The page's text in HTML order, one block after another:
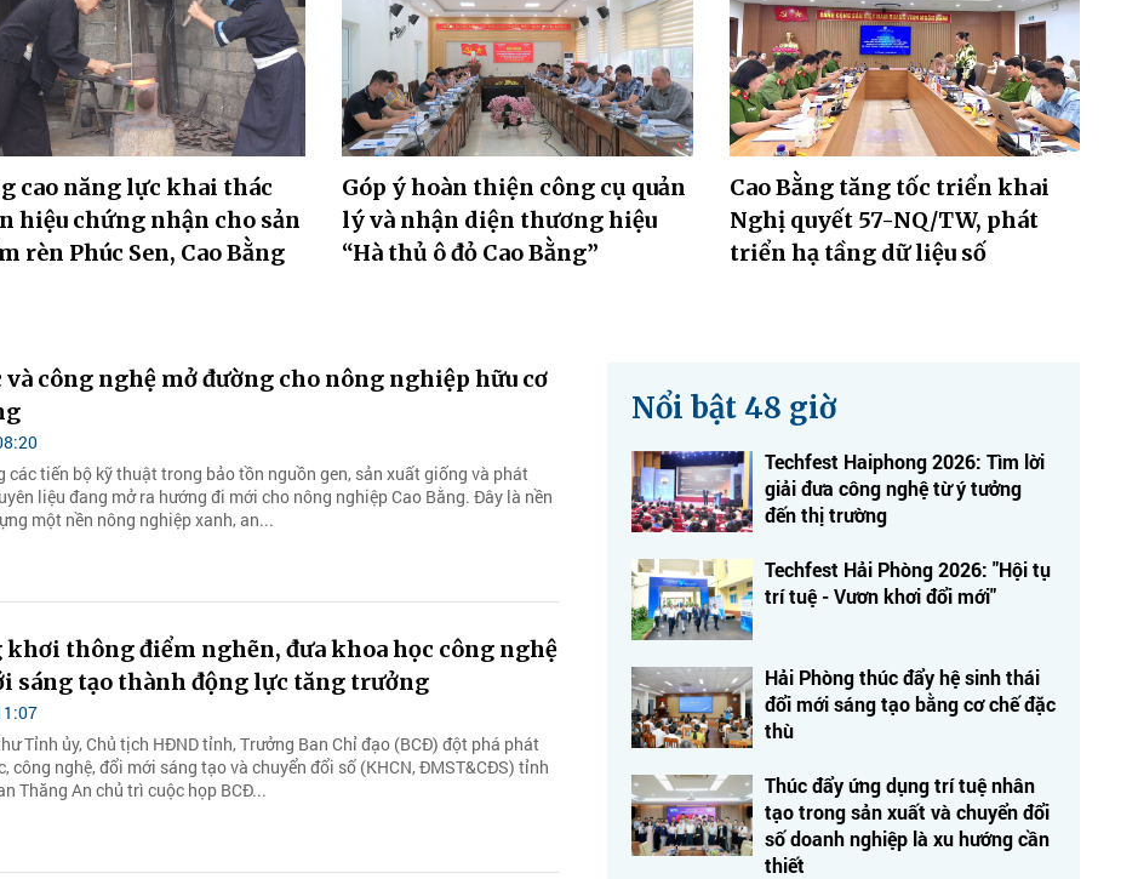
cao năng lực khai thác
hiệu chứng nhận cho sản
rèn Phúc Sen, Cao Bằng
Góp ý hoàn thiện công cụ quản
lý và nhận diện thương hiệu
“Hà thủ ô đỏ Cao Bằng”
Cao Bằng tăng tốc triển khai
Nghị quyết 57-NQ/TW, phát
triển hạ tầng dữ liệu số
và công nghệ mở đường cho nông nghiệp hữu cơ
các tiến bộ kỹ thuật trong bảo tồn nguồn gen, sản xuất giống và phát
liệu đang mở ra hướng đi mới cho nông nghiệp Cao Bằng. Đây là nền
một nền nông nghiệp xanh, an...
khơi thông điểm nghẽn, đưa khoa học công nghệ
sáng tạo thành động lực tăng trưởng
Tỉnh ủy, Chủ tịch HĐND tỉnh, Trưởng Ban Chỉ đạo (BCĐ) đột phá phát
công nghệ, đổi mới sáng tạo và chuyển đổi số (KHCN, ĐMST&CĐS) tỉnh
Thăng An chủ trì cuộc họp BCĐ...
Nổi bật 48 giờ
Techfest Haiphong 2026: Tìm lời
giải đưa công nghệ từ ý tưởng
đến thị trường
Techfest Hải Phòng 2026: "Hội tụ
trí tuệ - Vươn khơi đổi mới"
Hải Phòng thúc đẩy hệ sinh thái
đổi mới sáng tạo bằng cơ chế đặc
thù
Thúc đẩy ứng dụng trí tuệ nhân
tạo trong sản xuất và chuyển đổi
số doanh nghiệp là xu hướng cần
thiết